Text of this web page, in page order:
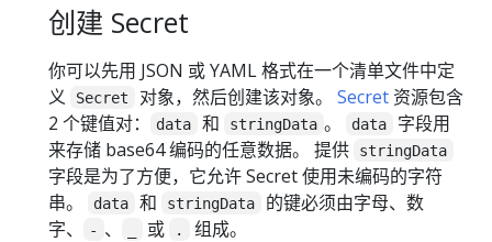
创建 Secret
你可以先用 JSON 或 YAML 格式在一个清单文件中定
义
Secret 对象，然后创建该对象。 Secret资源包含
2 个键值对：
data 和 stringData 。 data
字段用
来存储 base64 编码的任意数据。 提供
stringData
字段是为了方便，它允许 Secret 使用未编码的字符
串。
data 和 stringData
的键必须由字母、数
字、
- 、 或 .
组成。